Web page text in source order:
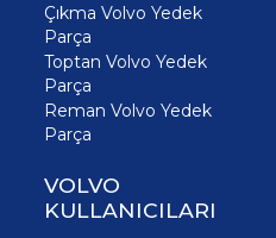
Çıkma Volvo Yedek
Parça
Toptan Volvo Yedek
Parça
Reman Volvo Yedek
Parça
VOLVO
KULLANICILARI